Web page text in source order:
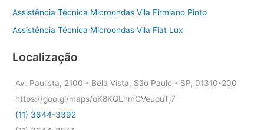
Assistência Técnica Microondas Vila Firmiano Pinto
Assistência Técnica Microondas Vila Fiat Lux
Localização
Av. Paulista, 2100 - Bela Vista, São Paulo - SP, 01310-200
https://goo.gl/maps/oK8KQLhmCVeuouTj7
(11) 3644-3392